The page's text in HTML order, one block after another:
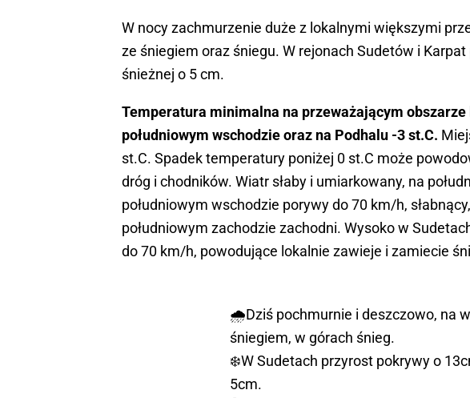
W nocy zachmurzenie duże z lokalnymi większymi
ze śniegiem oraz śniegu. W rejonach Sudetów i
śnieżnej o 5 cm.
Temperatura minimalna na przeważającym obszarze
południowym wschodzie oraz na Podhalu -3 st.C.
st.C. Spadek temperatury poniżej 0 st.C może
dróg i chodników. Wiatr słaby i umiarkowany, na
południowym wschodzie porywy do 70 km/h,
południowym zachodzie zachodni. Wysoko w
do 70 km/h, powodujące lokalnie zawieje i zamiecie
🌧️Dziś pochmurnie i deszczowo, na
śniegiem, w górach śnieg.
❄️W Sudetach przyrost pokrywy o
5cm.